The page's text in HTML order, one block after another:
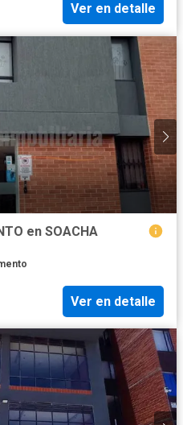
Ver en detalle
en SOACHA
Ver en detalle